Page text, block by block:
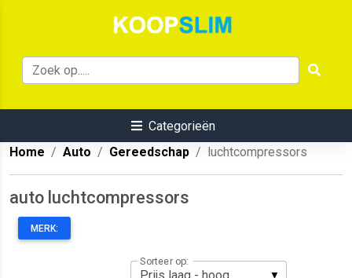
Categorieën
Home
Auto Gereedschap luchtcompressors
auto luchtcompressors
MERK:
Sorteer op: